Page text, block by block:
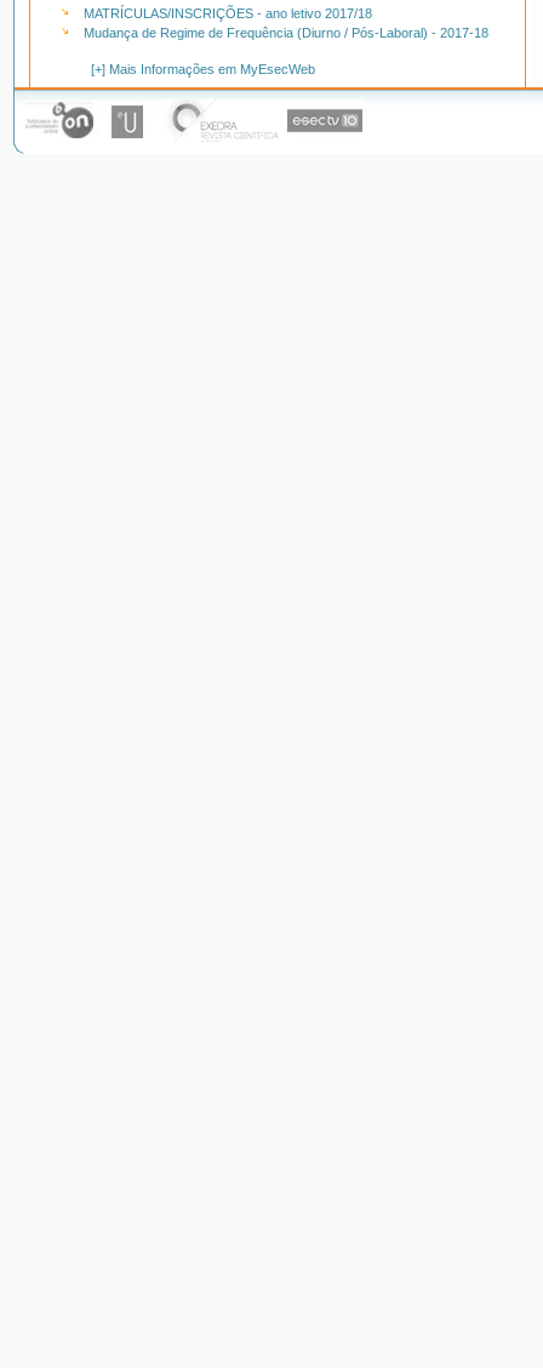
MATRÍCULAS/INSCRIÇÕES - ano letivo 2017/18
Mudança de Regime de Frequência (Diurno / Pós-Laboral) - 2017-18
[+] Mais Informações em MyEsecWeb